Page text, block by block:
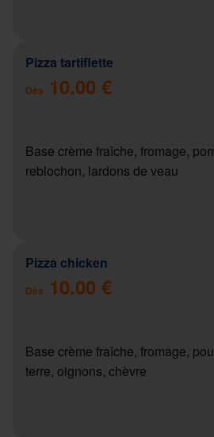
Pizza tartiflette
Dès 10.00 €
Base crème fraîche, fromage,
reblochon, lardons de veau
Pizza chicken
Dès 10.00 €
Base crème fraîche, fromage,
terre, oignons, chèvre